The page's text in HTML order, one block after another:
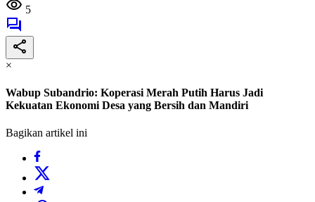
5
×
Wabup Subandrio: Koperasi Merah Putih Harus Jadi
Kekuatan Ekonomi Desa yang Bersih dan Mandiri
Bagikan artikel ini